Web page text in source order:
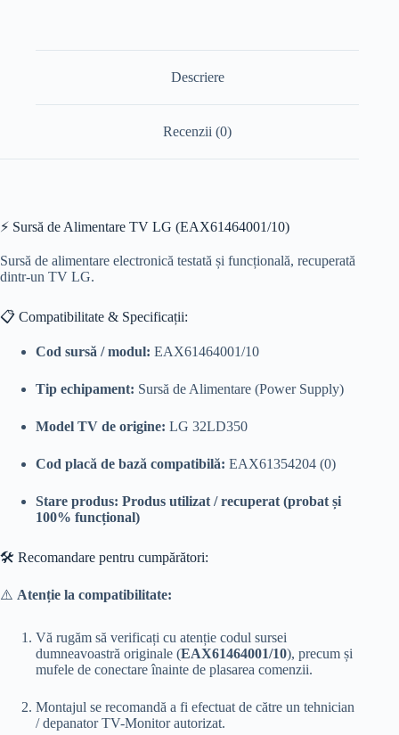
Descriere
Recenzii (0)
⚡ Sursă de Alimentare TV LG (EAX61464001/10)
Sursă de alimentare electronică testată și funcțională, recuperată
dintr-un TV LG.
📋 Compatibilitate & Specificații:
Cod sursă / modul: EAX61464001/10
Tip echipament: Sursă de Alimentare (Power Supply)
Model TV de origine: LG 32LD350
Cod placă de bază compatibilă: EAX61354204 (0)
Stare produs: Produs utilizat / recuperat (probat și
100% funcțional)
🛠️ Recomandare pentru cumpărători:
⚠️ Atenție la compatibilitate:
Vă rugăm să verificați cu atenție codul sursei
dumneavoastră originale (EAX61464001/10), precum și
mufele de conectare înainte de plasarea comenzii.
Montajul se recomandă a fi efectuat de către un tehnician
/ depanator TV-Monitor autorizat.